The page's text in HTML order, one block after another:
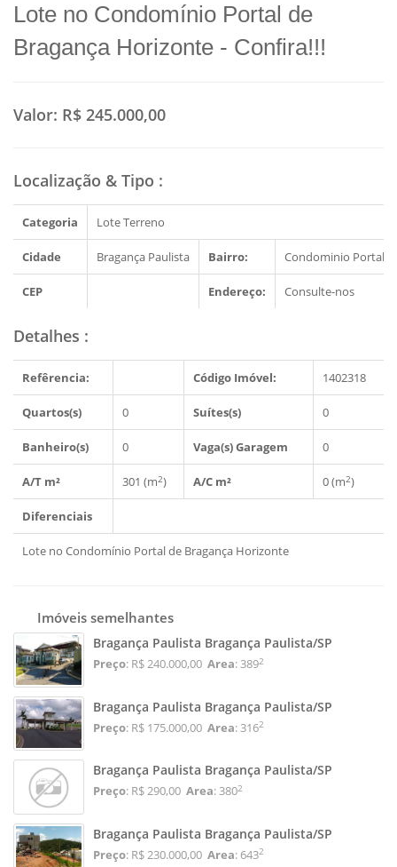
Lote no Condomínio Portal de
Bragança Horizonte - Confira!!!
Valor: R$ 245.000,00
Localização & Tipo :
Categoria Lote Terreno
Cidade Bragança Paulista Bairro: Condominio Portal
CEP Endereço: Consulte-nos
Detalhes :
Refêrencia: Código Imóvel: 1402318
Quartos(s) 0 Suítes(s) 0
Banheiro(s) 0 Vaga(s) Garagem 0
A/T m² 301 (m2) A/C m² 0 (m2)
Diferenciais
Lote no Condomínio Portal de Bragança Horizonte
Imóveis semelhantes
Bragança Paulista Bragança Paulista/SP
Preço: R$ 240.000,00 Area: 3892
Bragança Paulista Bragança Paulista/SP
Preço: R$ 175.000,00 Area: 3162
Bragança Paulista Bragança Paulista/SP
Preço: R$ 290,00 Area: 3802
Bragança Paulista Bragança Paulista/SP
Preço: R$ 230.000,00 Area: 6432